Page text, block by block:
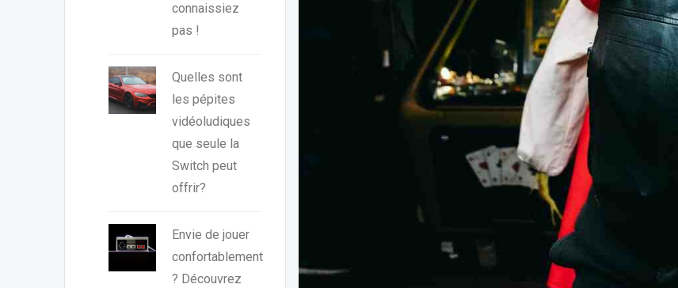
connaissiez
pas !
Quelles sont
les pépites
vidéoludiques
que seule la
Switch peut
offrir?
Envie de jouer
confortablement
? Découvrez